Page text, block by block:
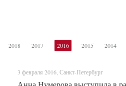
2018 2017 2016 2015 2014
3 февраля 2016, Санкт-Петербург